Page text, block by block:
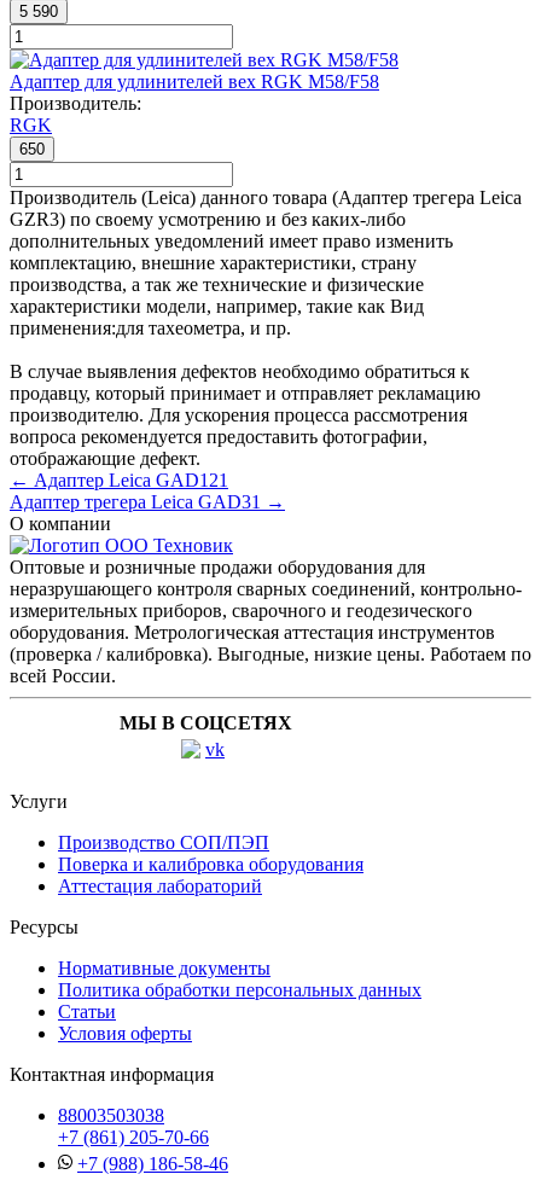
5 590
Адаптер для удлинителей вех RGK M58/F58
Производитель:
RGK
650
Производитель (Leica) данного товара (Адаптер трегера Leica
GZR3) по своему усмотрению и без каких-либо
дополнительных уведомлений имеет право изменить
комплектацию, внешние характеристики, страну
производства, а так же технические и физические
характеристики модели, например, такие как Вид
применения:для тахеометра, и пр.
В случае выявления дефектов необходимо обратиться к
продавцу, который принимает и отправляет рекламацию
производителю. Для ускорения процесса рассмотрения
вопроса рекомендуется предоставить фотографии,
отображающие дефект.
← Адаптер Leica GAD121
Адаптер трегера Leica GAD31 →
О компании
Оптовые и розничные продажи оборудования для
неразрушающего контроля сварных соединений, контрольно-
измерительных приборов, сварочного и геодезического
оборудования. Метрологическая аттестация инструментов
(проверка / калибровка). Выгодные, низкие цены. Работаем по
всей России.
МЫ В СОЦСЕТЯХ
Услуги
Производство СОП/ПЭП
Поверка и калибровка оборудования
Аттестация лабораторий
Ресурсы
Нормативные документы
Политика обработки персональных данных
Статьи
Условия оферты
Контактная информация
88003503038
+7 (861) 205-70-66
+7 (988) 186-58-46